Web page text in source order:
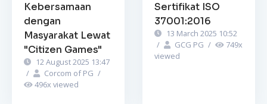
Kebersamaan
dengan
Masyarakat Lewat
"Citizen Games"
12 August 2025 13:47
/
Corcom of PG /
496x viewed
Sertifikat ISO
37001:2016
13 March 2025 10:52
/
GCG PG / 749x
viewed